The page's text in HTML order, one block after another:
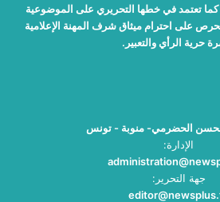
كما تعتمد في خطها التحريري على الموضوعية
على احترام ميثاق شرف المهنة الإعلامية
حرية الرأي والتعبير.
الإدارة:
جهة التحرير: